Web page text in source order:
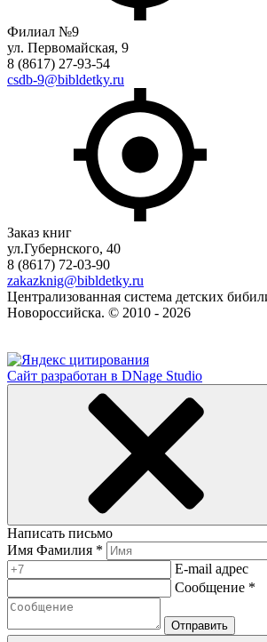
Филиал №9
ул. Первомайская, 9
8 (8617) 27-93-54
csdb-9@bibldetky.ru
Заказ книг
ул.Губернского, 40
8 (8617) 72-03-90
zakazknig@bibldetky.ru
Централизованная система детских
Новороссийска. © 2010 - 2026
Сайт разработан в DNage Studio
Написать письмо
Имя Фамилия *
E-mail адрес
Сообщение *
Отправить